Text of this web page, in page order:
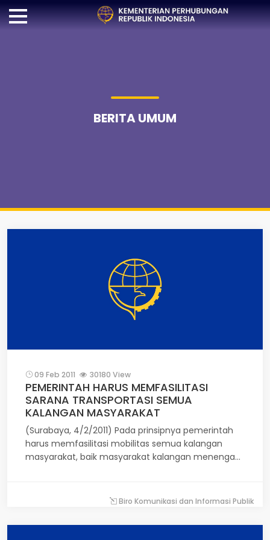
BERITA UMUM
09 Feb 2011 30180 View
PEMERINTAH HARUS MEMFASILITASI
SARANA TRANSPORTASI SEMUA
KALANGAN MASYARAKAT
(Surabaya, 4/2/2011) Pada prinsipnya pemerintah
harus memfasilitasi mobilitas semua kalangan
masyarakat, baik masyarakat kalangan menengah
membutuhkan akses cepat, pemerintah harus
membangun jalan tol. Sedangkan untuk kelangan
Biro Komunikasi dan Informasi Publik